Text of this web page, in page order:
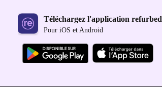
Téléchargez l'application refurbed
Pour iOS et Android